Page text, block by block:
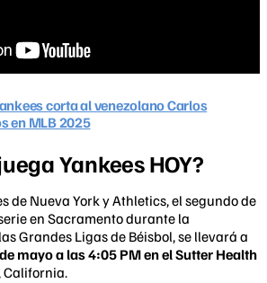
corta al venezolano Carlos
en MLB 2025
Yankees HOY?
de Nueva York y Athletics, el segundo de
en Sacramento durante la
Grandes Ligas de Béisbol, se llevará a
mayo a las 4:05 PM en el Sutter Health
California.